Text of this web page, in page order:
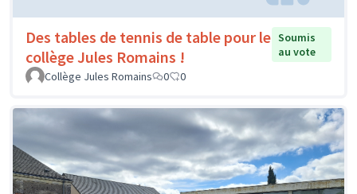
Des tables de tennis de table pour le
collège Jules Romains !
Soumis
au vote
Collège Jules Romains
0 0